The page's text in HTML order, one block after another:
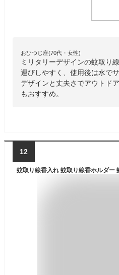
おひつじ座(70代・女性)
ミリタリーデザインの蚊取り
運びしやすく、使用後は水で
デザインと丈夫さでアウトド
もおすすめ。
12